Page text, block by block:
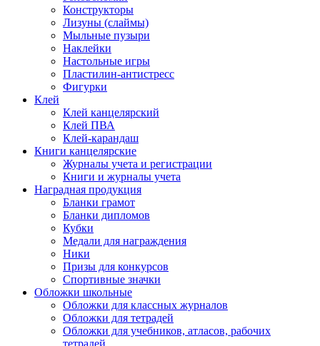
Конструкторы
Лизуны (слаймы)
Мыльные пузыри
Наклейки
Настольные игры
Пластилин-антистресс
Фигурки
Клей
Клей канцелярский
Клей ПВА
Клей-карандаш
Книги канцелярские
Журналы учета и регистрации
Книги и журналы учета
Наградная продукция
Бланки грамот
Бланки дипломов
Кубки
Медали для награждения
Ники
Призы для конкурсов
Спортивные значки
Обложки школьные
Обложки для классных журналов
Обложки для тетрадей
Обложки для учебников, атласов, рабочих
тетрадей